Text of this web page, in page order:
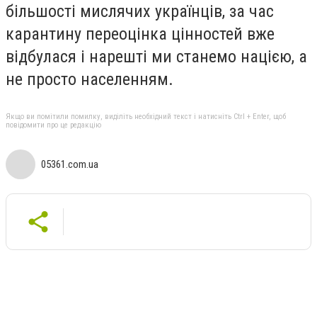
більшості мислячих українців, за час
карантину переоцінка цінностей вже
відбулася і нарешті ми станемо нацією, а
не просто населенням.
Якщо ви помітили помилку, виділіть необхідний текст і натисніть Ctrl + Enter, щоб
повідомити про це редакцію
05361.com.ua